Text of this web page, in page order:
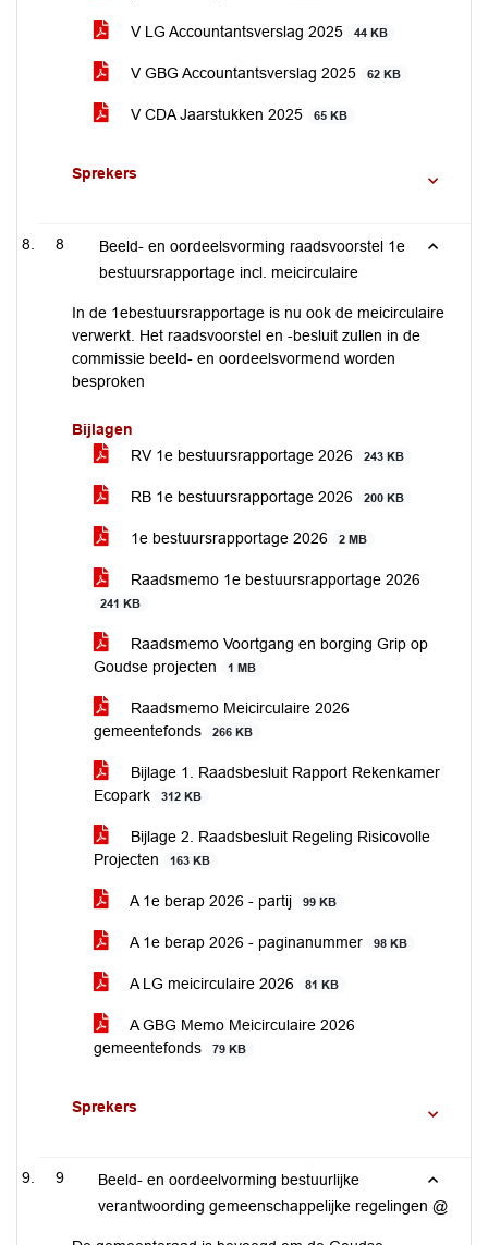
V LG Accountantsverslag 2025 44 KB
V GBG Accountantsverslag 2025 62 KB
V CDA Jaarstukken 2025 65 KB
Sprekers
8
Beeld- en oordeelsvorming raadsvoorstel 1e
bestuursrapportage incl. meicirculaire
In de 1ebestuursrapportage is nu ook de meicirculaire
verwerkt. Het raadsvoorstel en -besluit zullen in de
commissie beeld- en oordeelsvormend worden
besproken
Bijlagen
RV 1e bestuursrapportage 2026
243 KB
RB 1e bestuursrapportage 2026 200 KB
1e bestuursrapportage 2026 2 MB
Raadsmemo 1e bestuursrapportage 2026
241 KB
Raadsmemo Voortgang en borging Grip op
Goudse projecten
1 MB
Raadsmemo Meicirculaire 2026
gemeentefonds
266 KB
Bijlage 1. Raadsbesluit Rapport Rekenkamer
Ecopark
312 KB
Bijlage 2. Raadsbesluit Regeling Risicovolle
Projecten
163 KB
A 1e berap 2026 - partij 99 KB
A 1e berap 2026 - paginanummer 98 KB
A LG meicirculaire 2026 81 KB
A GBG Memo Meicirculaire 2026
gemeentefonds
79 KB
Sprekers
9
Beeld- en oordeelvorming bestuurlijke
verantwoording gemeenschappelijke regelingen @